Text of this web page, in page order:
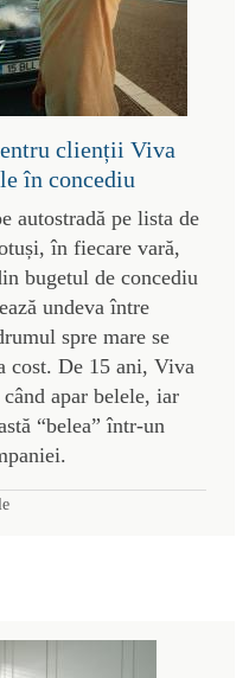
clienții Viva
în concediu
autostradă pe lista de
în fiecare vară,
bugetul de concediu
undeva între
spre mare se
cost. De 15 ani, Viva
apar belele, iar
“belea” într-un